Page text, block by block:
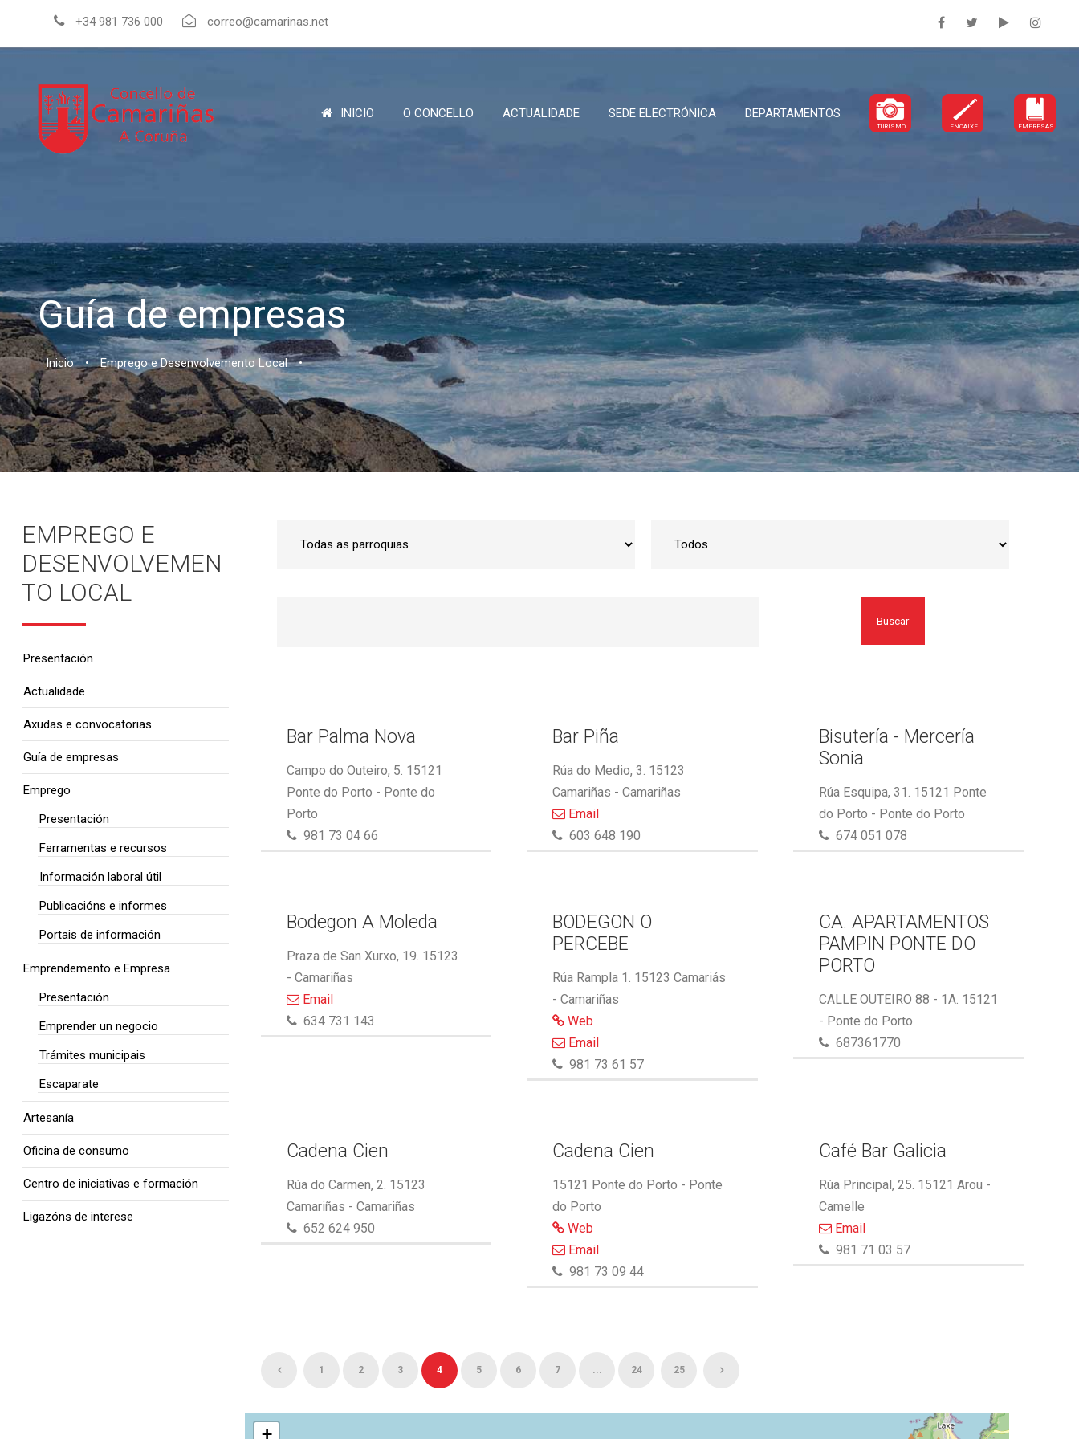
+34 981 736 000 correo@camarinas.net
INICIO O CONCELLO ACTUALIDADE SEDE ELECTRÓNICA DEPARTAMENTOS
TURISMO ENCAIXE EMPRESAS
Guía de empresas
Inicio • Emprego e Desenvolvemento Local •
Buscar
Bar Palma Nova
Campo do Outeiro, 5. 15121
Ponte do Porto - Ponte do
Porto
981 73 04 66
Bar Piña
Rúa do Medio, 3. 15123
Camariñas - Camariñas
Email
603 648 190
Bisutería - Mercería
Sonia
Rúa Esquipa, 31. 15121 Ponte
do Porto - Ponte do Porto
674 051 078
Bodegon A Moleda
Praza de San Xurxo, 19. 15123
- Camariñas
Email
634 731 143
BODEGON O
PERCEBE
Rúa Rampla 1. 15123 Camariás
- Camariñas
Web
Email
981 73 61 57
CA. APARTAMENTOS
PAMPIN PONTE DO
PORTO
CALLE OUTEIRO 88 - 1A. 15121
- Ponte do Porto
687361770
Cadena Cien
Rúa do Carmen, 2. 15123
Camariñas - Camariñas
652 624 950
Cadena Cien
15121 Ponte do Porto - Ponte
do Porto
Web
Email
981 73 09 44
Café Bar Galicia
Rúa Principal, 25. 15121 Arou -
Camelle
Email
981 71 03 57
1 2 3 4 5 6 7 ... 24 25
+
EMPREGO E
DESENVOLVEMEN
TO LOCAL
Presentación
Actualidade
Axudas e convocatorias
Guía de empresas
Emprego
Presentación
Ferramentas e recursos
Información laboral útil
Publicacións e informes
Portais de información
Emprendemento e Empresa
Presentación
Emprender un negocio
Trámites municipais
Escaparate
Artesanía
Oficina de consumo
Centro de iniciativas e formación
Ligazóns de interese